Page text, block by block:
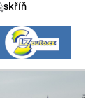
skříň